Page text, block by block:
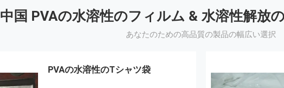
中国 PVAの水溶性のフィルム & 水溶性解放
あなたのための高品質の製品の幅広い選択
PVAの水溶性のTシャツ袋